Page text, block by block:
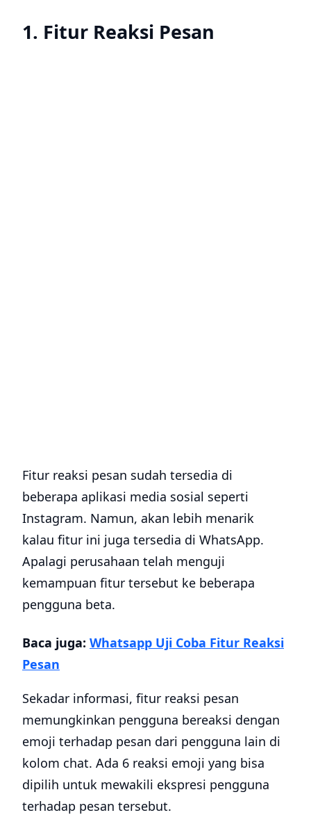
1. Fitur Reaksi Pesan
Fitur reaksi pesan sudah tersedia di
beberapa aplikasi media sosial seperti
Instagram. Namun, akan lebih menarik
kalau fitur ini juga tersedia di WhatsApp.
Apalagi perusahaan telah menguji
kemampuan fitur tersebut ke beberapa
pengguna beta.
Baca juga: Whatsapp Uji Coba Fitur Reaksi
Pesan
Sekadar informasi, fitur reaksi pesan
memungkinkan pengguna bereaksi dengan
emoji terhadap pesan dari pengguna lain di
kolom chat. Ada 6 reaksi emoji yang bisa
dipilih untuk mewakili ekspresi pengguna
terhadap pesan tersebut.